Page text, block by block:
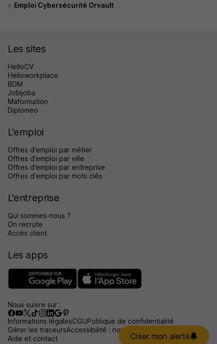
Créer mon alerte
Emploi Cybersécurité Orvault
Les sites
HelloCV
Helloworkplace
BDM
Jobijoba
Maformation
Diplomeo
L'emploi
Offres d'emploi par métier
Offres d'emploi par ville
Offres d'emploi par entreprise
Offres d'emploi par mots clés
L'entreprise
Qui sommes-nous ?
On recrute
Accès client
Les apps
Nous suivre sur :
Informations légalesCGUPolitique de confidentialité
Gérer les traceursAccessibilité : non conforme
Aide et contact